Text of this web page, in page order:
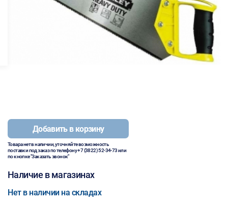
Добавить в корзину
Товара нет в наличии, уточняйте возможность
поставки под заказ по телефону+7 (3822) 52-34-73или
по кнопке "Заказать звонок"
Наличие в магазинах
Нет в наличии на складах